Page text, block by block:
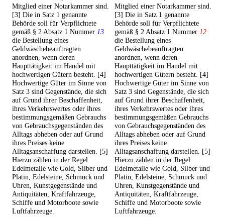
Mitglied einer Notarkammer sind.
[3] Die in Satz 1 genannte
Behörde soll für Verpflichtete
gemäß § 2 Absatz 1 Nummer 13
die Bestellung eines
Geldwäschebeauftragten
anordnen, wenn deren
Haupttätigkeit im Handel mit
hochwertigen Gütern besteht. [4]
Hochwertige Güter im Sinne von
Satz 3 sind Gegenstände, die sich
auf Grund ihrer Beschaffenheit,
ihres Verkehrswertes oder ihres
bestimmungsgemäßen Gebrauchs
von Gebrauchsgegenständen des
Alltags abheben oder auf Grund
ihres Preises keine
Alltagsanschaffung darstellen. [5]
Hierzu zählen in der Regel
Edelmetalle wie Gold, Silber und
Platin, Edelsteine, Schmuck und
Uhren, Kunstgegenstände und
Antiquitäten, Kraftfahrzeuge,
Schiffe und Motorboote sowie
Luftfahrzeuge.
Mitglied einer Notarkammer sind.
[3] Die in Satz 1 genannte
Behörde soll für Verpflichtete
gemäß § 2 Absatz 1 Nummer 12
die Bestellung eines
Geldwäschebeauftragten
anordnen, wenn deren
Haupttätigkeit im Handel mit
hochwertigen Gütern besteht. [4]
Hochwertige Güter im Sinne von
Satz 3 sind Gegenstände, die sich
auf Grund ihrer Beschaffenheit,
ihres Verkehrswertes oder ihres
bestimmungsgemäßen Gebrauchs
von Gebrauchsgegenständen des
Alltags abheben oder auf Grund
ihres Preises keine
Alltagsanschaffung darstellen. [5]
Hierzu zählen in der Regel
Edelmetalle wie Gold, Silber und
Platin, Edelsteine, Schmuck und
Uhren, Kunstgegenstände und
Antiquitäten, Kraftfahrzeuge,
Schiffe und Motorboote sowie
Luftfahrzeuge.